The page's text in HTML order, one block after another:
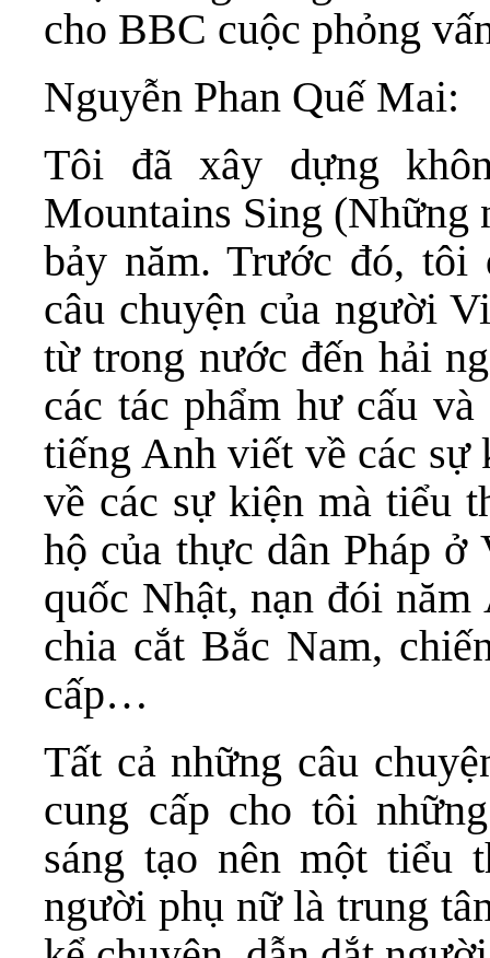
cho BBC cuộc phỏng
Nguyễn Phan Quế Mai:
Tôi đã xây dựng
Mountains Sing (Những
bảy năm. Trước đó, tôi
câu chuyện của người
từ trong nước đến hải
các tác phẩm hư cấu
tiếng Anh viết về các
về các sự kiện mà tiểu
hộ của thực dân Pháp
quốc Nhật, nạn đói
chia cắt Bắc Nam,
cấp…
Tất cả những câu
cung cấp cho tôi
sáng tạo nên một tiểu
người phụ nữ là trung